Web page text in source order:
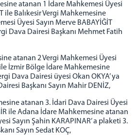
atanan 1 İdare Mahkemesi Üyesi
ile Balıkesir Vergi Mahkemesine
Üyesi Sayın Merve BABAYİĞİT
Dava Dairesi Başkanı Mehmet Fatih
atanan 2 Vergi Mahkemesi Üyesi
İzmir Bölge İdare Mahkemesine
Dava Dairesi üyesi Okan OKYA’ ya
Başkanı Sayın Mahir DENİZ,
atanan 3. İdari Dava Dairesi Üyesi
ile Adana İdare Mahkemesine atanan
Sayın Şahin KARAPINAR’ a plaketi 3.
Sayın Sedat KOÇ,